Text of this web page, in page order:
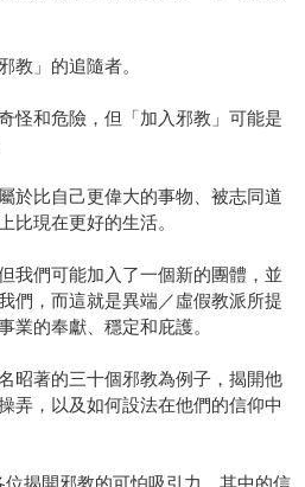
教」的追隨者。
怪和危險，但「加入邪教」可能是
於比自己更偉大的事物、被志同道
比現在更好的生活。
我們可能加入了一個新的團體，並
們，而這就是異端／虛假教派所提
的奉獻、穩定和庇護。
昭著的三十個邪教為例子，揭開他
弄，以及如何設法在他們的信仰中
揭開邪教的可怕吸引力，其中的信